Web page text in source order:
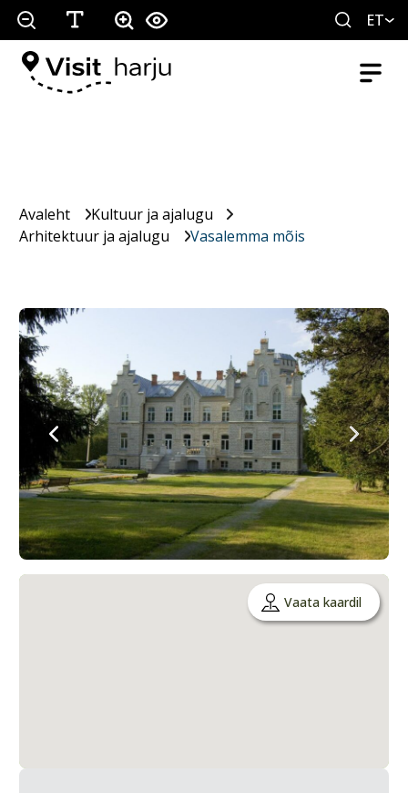
ET
Avaleht
Kultuur ja ajalugu
Arhitektuur ja ajalugu
Vasalemma mõis
Vaata kaardil